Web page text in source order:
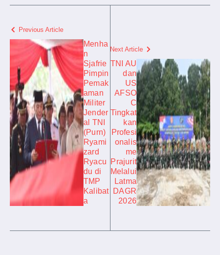
Previous Article
Menha
n
Sjafrie
Pimpin
Pemak
aman
Militer
Jender
al TNI
(Purn)
Ryami
zard
Ryacu
du di
TMP
Kalibat
a
Next Article
TNI AU
dan
US
AFSO
C
Tingkat
kan
Profesi
onalis
me
Prajurit
Melalui
Latma
DAGR
2026